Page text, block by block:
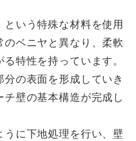
いう特殊な材料を使用
のベニヤと異なり、柔軟
特性を持っています。
の表面を形成していき
チ壁の基本構造が完成し
に下地処理を行い、壁